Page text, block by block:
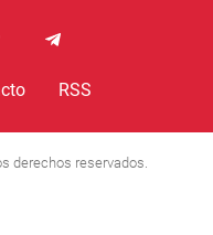
RSS
derechos reservados.